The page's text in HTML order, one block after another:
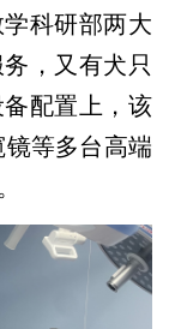
科研部两大
，又有犬只
配置上，该
等多台高端